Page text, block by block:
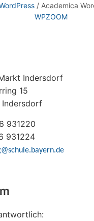
/ Academica
WPZOOM
Indersdorf
15
931220
931224